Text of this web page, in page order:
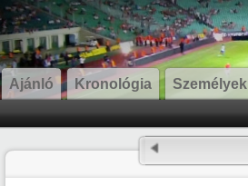
Ajánló Kronológia Személyek